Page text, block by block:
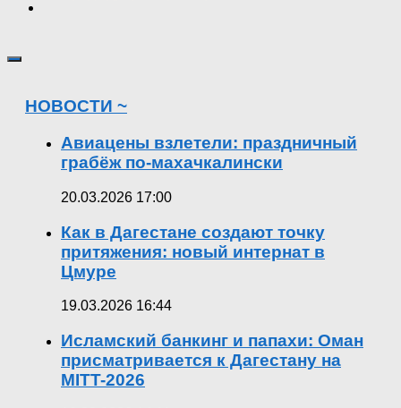
НОВОСТИ ~
Авиацены взлетели: праздничный
грабёж по-махачкалински
20.03.2026 17:00
Как в Дагестане создают точку
притяжения: новый интернат в
Цмуре
19.03.2026 16:44
Исламский банкинг и папахи: Оман
присматривается к Дагестану на
MITT-2026